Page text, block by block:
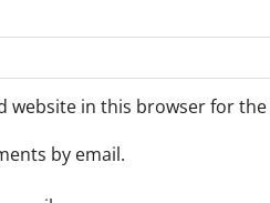
website in this browser for
by email.